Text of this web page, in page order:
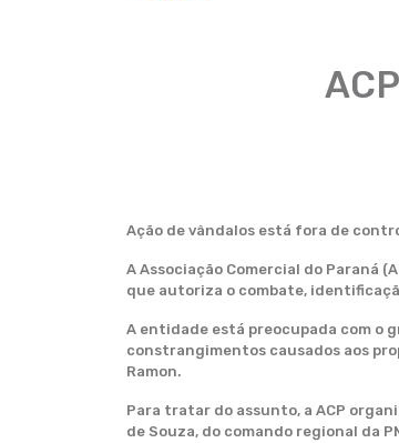
Ação de vândalos está fora de
A Associação Comercial do Paraná
que autoriza o combate,
A entidade está preocupada com o
constrangimentos causados aos
Ramon.
Para tratar do assunto, a ACP
de Souza, do comando regional da